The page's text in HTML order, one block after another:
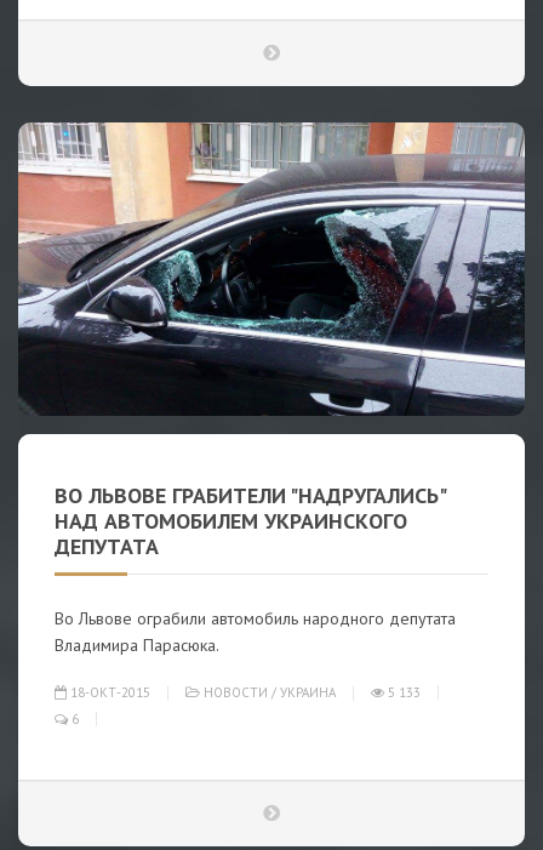
ВО ЛЬВОВЕ ГРАБИТЕЛИ "НАДРУГАЛИСЬ"
НАД АВТОМОБИЛЕМ УКРАИНСКОГО
ДЕПУТАТА
Во Львове ограбили автомобиль народного депутата
Владимира Парасюка.
18-ОКТ-2015 НОВОСТИ / УКРАИНА
5 133
6